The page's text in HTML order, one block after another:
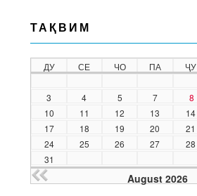
ТАҚВИМ
ДУ СЕ ЧО ПА ҶУ
3
4 5 7 8
10
11 12 13 14
17
18 19 20 21
24
25 26 27 28
31
August 2026